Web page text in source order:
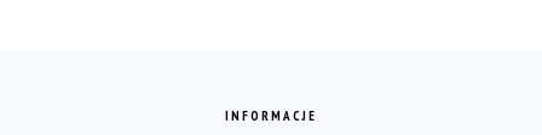
INFORMACJE